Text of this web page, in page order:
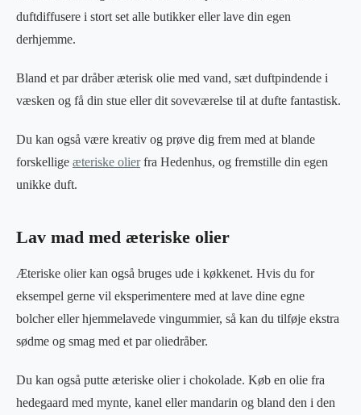
duftdiffusere i stort set alle butikker eller lave din egen
derhjemme.
Bland et par dråber æterisk olie med vand, sæt duftpindende i
væsken og få din stue eller dit soveværelse til at dufte fantastisk.
Du kan også være kreativ og prøve dig frem med at blande
forskellige æteriske olierfra Hedenhus, og fremstille din egen
unikke duft.
Lav mad med æteriske olier
Æteriske olier kan også bruges ude i køkkenet. Hvis du for
eksempel gerne vil eksperimentere med at lave dine egne
bolcher eller hjemmelavede vingummier, så kan du tilføje ekstra
sødme og smag med et par oliedråber.
Du kan også putte æteriske olier i chokolade. Køb en olie fra
hedegaard med mynte, kanel eller mandarin og bland den i den